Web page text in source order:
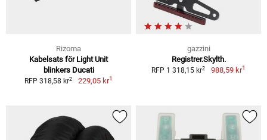
Rizoma
Kabelsats för Light Unit
blinkers Ducati
RFP 318,58 kr2 229,05 kr1
gazzini
Registrer.Skylth.
RFP 1 318,15 kr2 988,59 kr1